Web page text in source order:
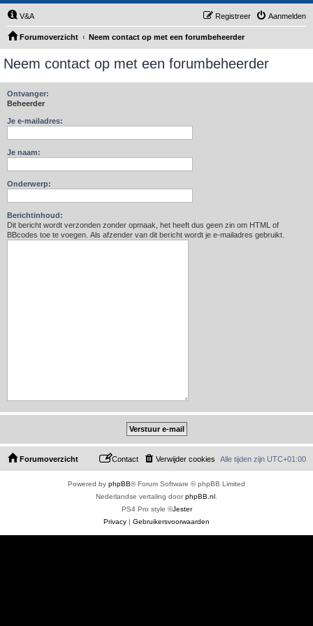
V&A Aanmelden
Registreer
Forumoverzicht Neem contact op met een forumbeheerder
Neem contact op met een forumbeheerder
Ontvanger:
Beheerder
Je e-mailadres:
Je naam:
Onderwerp:
Berichtinhoud:
Dit bericht wordt verzonden zonder opmaak, het heeft dus geen zin om HTML of
BBcodes toe te voegen. Als afzender van dit bericht wordt je e-mailadres gebruikt.
Forumoverzicht Alle tijden zijn UTC+01:00
Verwijder cookies
Contact
Powered by phpBB® Forum Software © phpBB Limited
Nederlandse vertaling doorphpBB.nl
PS4 Pro style ©Jester
Privacy | Gebruikersvoorwaarden